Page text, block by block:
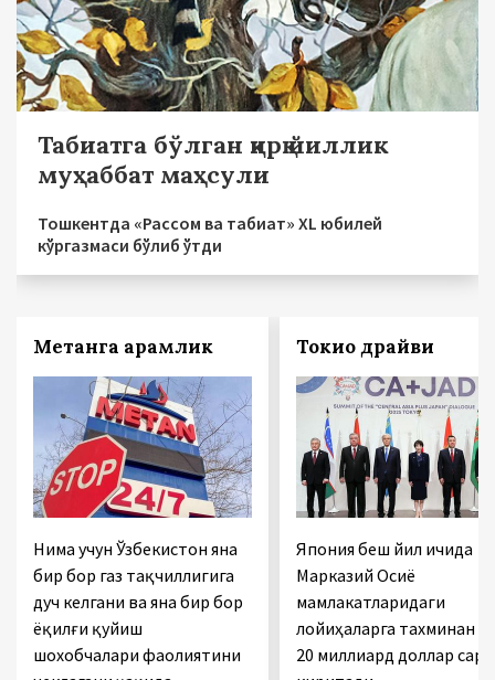
Табиатга бўлган қирқ йиллик
муҳаббат маҳсули
Тошкентда «Рассом ва табиат» XL юбилей
кўргазмаси бўлиб ўтди
Метанга қарамлик
Нима учун Ўзбекистон яна
бир бор газ тақчиллигига
дуч келгани ва яна бир бор
ёқилғи қуйиш
шохобчалари фаолиятини
Токио драйви
Япония беш йил ичида
Марказий Осиё
мамлакатларидаги
лойиҳаларга тахминан
20 миллиард доллар